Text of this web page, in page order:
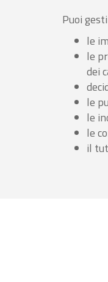
Puoi
le
le
dei
le
le
le
il